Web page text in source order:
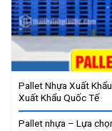
Pallet Nhựa Xuất
Xuất Khẩu Quốc Tế
Pallet nhựa – Lựa